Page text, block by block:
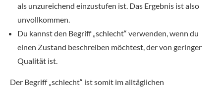
als unzureichend einzustufen ist. Das Ergebnis ist also
unvollkommen.
Du kannst den Begriff „schlecht“ verwenden, wenn du
einen Zustand beschreiben möchtest, der von geringer
Qualität ist.
Der Begriff „schlecht“ ist somit im alltäglichen